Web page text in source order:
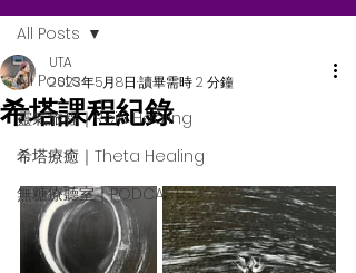
All Posts
靈氣旅程｜Reiki Healing
希塔療癒｜Theta Healing
無糖療聽室｜PODCAST
All Posts
希塔課程紀錄
UTA
2023年5月8日 讀畢需時 2 分鐘